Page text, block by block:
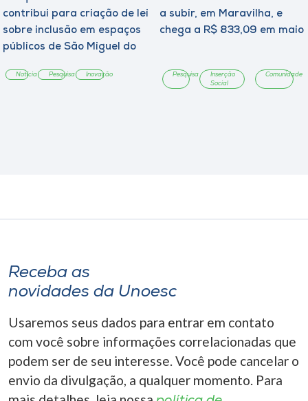
contribui para criação de lei
sobre inclusão em espaços
públicos de São Miguel do
Notícia Pesquisa Inovação
a subir, em Maravilha, e
chega a R$ 833,09 em maio
Pesquisa
Inserção
Social
Comunidade
Receba as
novidades da Unoesc
Usaremos seus dados para entrar em contato
com você sobre informações correlacionadas que
podem ser de seu interesse. Você pode cancelar o
envio da divulgação, a qualquer momento. Para